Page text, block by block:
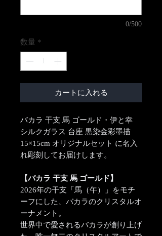
0/500
数量 *
カートに入れる
バカラ 干支 馬 ゴールド・伊と幸
シルクガラス 台座 黒染金彩墨描
15×15cm オリジナルセット に名入
れ彫刻してお届けします。
【バカラ 干支 馬 ゴールド】
2026年の干支「馬（午）」をモチ
ーフにした、バカラのクリスタルオ
ーナメント。
世界中で愛されるバカラが創り上げ